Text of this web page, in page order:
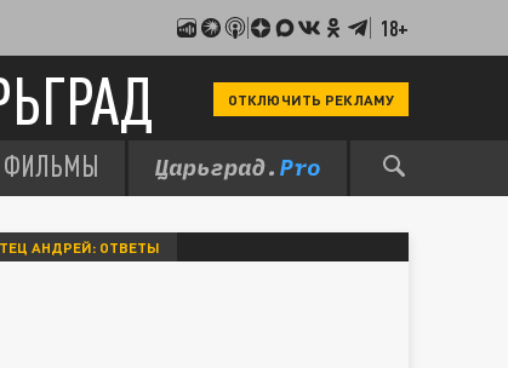
18+
ОТКЛЮЧИТЬ РЕКЛАМУ
ФИЛЬМЫ
АНДРЕЙ: ОТВЕТЫ